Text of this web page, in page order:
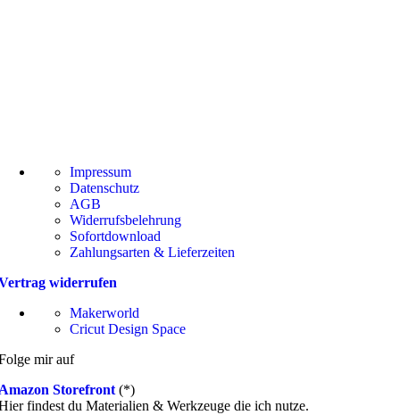
Impressum
Datenschutz
AGB
Widerrufsbelehrung
Sofortdownload
Zahlungsarten & Lieferzeiten
widerrufen
Makerworld
Cricut Design Space
mir auf
Storefront (*)
findest du Materialien & Werkzeuge die ich nutze.